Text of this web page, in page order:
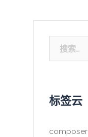
索：
标签云
composer